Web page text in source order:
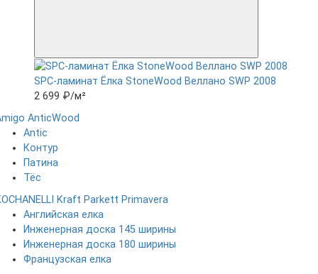
SPC-ламинат Ëлка StoneWood Веллано SWP 2008
2 699 ₽/м²
AnticWood
Antic
Контур
Патина
Тёс
Kraft Parkett Primavera
Английская елка
Инженерная доска 145 ширины
Инженерная доска 180 ширины
Французская елка